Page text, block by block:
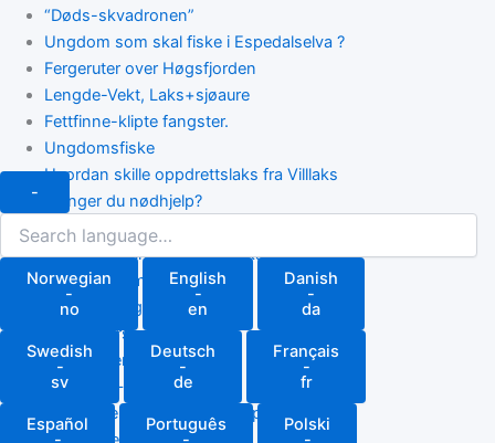
“Døds-skvadronen”
Ungdom som skal fiske i Espedalselva ?
Fergeruter over Høgsfjorden
Lengde-Vekt, Laks+sjøaure
Fettfinne-klipte fangster.
Ungdomsfiske
Hvordan skille oppdrettslaks fra Villlaks
Trenger du nødhjelp?
Bruk av Fireline multifilament snører…
Slik rapporterer du Pukkellaks
Ang vanntemperatur i elva!
Villaks-Bloggen
Turist i Forsand ?
Ang parkering langs elva
Villaksen – fiskenes konge
Se forskjell på Villlaks og oppdrettslaks
-
Search
language
Norwegian
-
no
English
-
en
Danish
-
da
Swedish
-
sv
Deutsch
-
de
Français
-
fr
Español Português Polski